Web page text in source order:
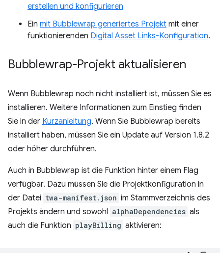
erstellen und konfigurieren
Ein mit Bubblewrap generiertes Projekt mit einer
funktionierenden Digital Asset Links-Konfiguration.
Bubblewrap-Projekt aktualisieren
Wenn Bubblewrap noch nicht installiert ist, müssen Sie es
installieren. Weitere Informationen zum Einstieg finden
Sie in der Kurzanleitung. Wenn Sie Bubblewrap bereits
installiert haben, müssen Sie ein Update auf Version 1.8.2
oder höher durchführen.
Auch in Bubblewrap ist die Funktion hinter einem Flag
verfügbar. Dazu müssen Sie die Projektkonfiguration in
der Datei twa-manifest.json im Stammverzeichnis des
Projekts ändern und sowohl alphaDependencies als
auch die Funktion playBilling aktivieren: